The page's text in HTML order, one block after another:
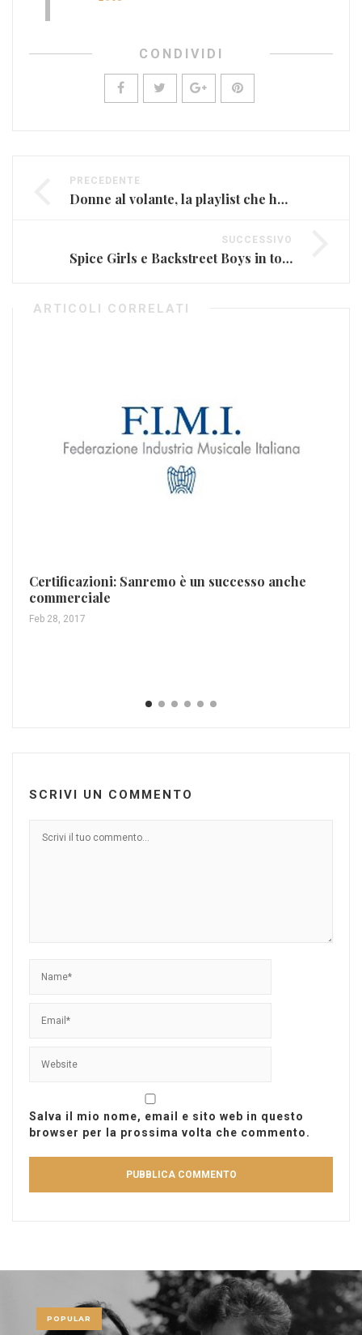
CONDIVIDI
PRECEDENTE
Donne al volante, la playlist che ha fatto strada (VIDEO)
SUCCESSIVO
Spice Girls e Backstreet Boys in tour insieme
ARTICOLI CORRELATI
Certificazioni: Sanremo è un successo anche
commerciale
Feb 28, 2017
SCRIVI UN COMMENTO
Salva il mio nome, email e sito web in questo
browser per la prossima volta che commento.
POPULAR